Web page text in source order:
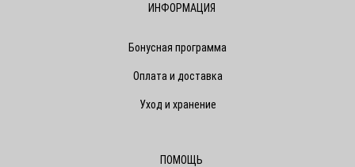
ИНФОРМАЦИЯ
Бонусная программа
Оплата и доставка
Уход и хранение
ПОМОЩЬ